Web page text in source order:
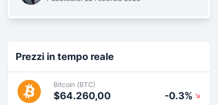
Prezzi in tempo reale
Bitcoin (BTC)
$64.260,00 -0.3%